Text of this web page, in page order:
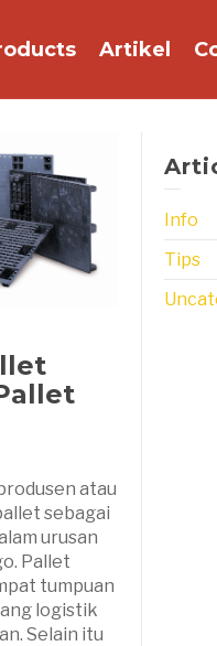
Artikel
atau
sebagai
urusan
Pallet
tumpuan
logistik
Selain itu
Info
Tips